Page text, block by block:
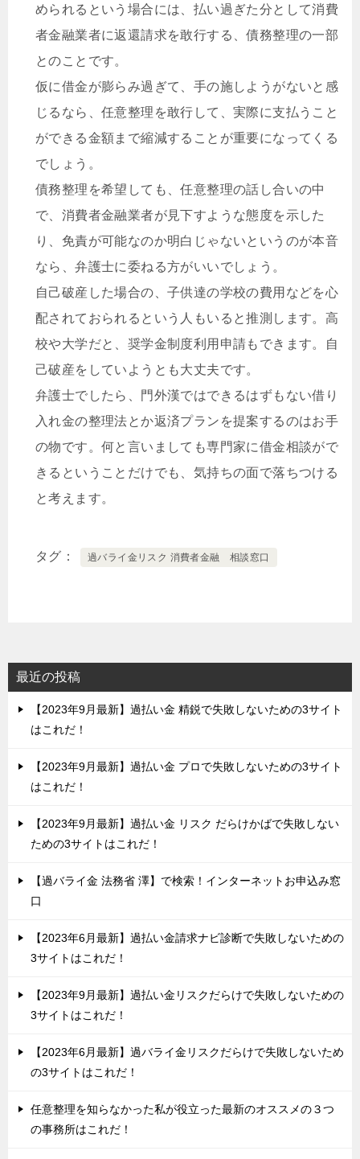
められるという場合には、払い過ぎた分として消費
者金融業者に返還請求を敢行する、債務整理の一部
とのことです。
仮に借金が膨らみ過ぎて、手の施しようがないと感
じるなら、任意整理を敢行して、実際に支払うこと
ができる金額まで縮減することが重要になってくる
でしょう。
債務整理を希望しても、任意整理の話し合いの中
で、消費者金融業者が見下すような態度を示した
り、免責が可能なのか明白じゃないというのが本音
なら、弁護士に委ねる方がいいでしょう。
自己破産した場合の、子供達の学校の費用などを心
配されておられるという人もいると推測します。高
校や大学だと、奨学金制度利用申請もできます。自
己破産をしていようとも大丈夫です。
弁護士でしたら、門外漢ではできるはずもない借り
入れ金の整理法とか返済プランを提案するのはお手
の物です。何と言いましても専門家に借金相談がで
きるということだけでも、気持ちの面で落ちつける
と考えます。
タグ 過バライ金リスク 消費者金融 相談窓口
最近の投稿
【2023年9月最新】過払い金 精鋭で失敗しないための3サイト
はこれだ！
【2023年9月最新】過払い金 プロで失敗しないための3サイト
はこれだ！
【2023年9月最新】過払い金 リスク だらけかばで失敗しない
ための3サイトはこれだ！
【過バライ金 法務省 澤】で検索！インターネットお申込み窓
口
【2023年6月最新】過払い金請求ナビ診断で失敗しないための
3サイトはこれだ！
【2023年9月最新】過払い金リスクだらけで失敗しないための
3サイトはこれだ！
【2023年6月最新】過バライ金リスクだらけで失敗しないため
の3サイトはこれだ！
任意整理を知らなかった私が役立った最新のオススメの３つ
の事務所はこれだ！